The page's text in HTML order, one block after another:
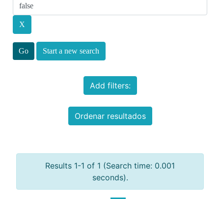
Start a new search
Add filters:
Ordenar resultados
Results 1-1 of 1 (Search time: 0.001
seconds).